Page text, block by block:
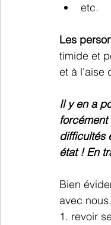
etc.
Les
timide et
et à l'aise
Il y en a
difficultés
état ! En
Bien
avec
1. revoir